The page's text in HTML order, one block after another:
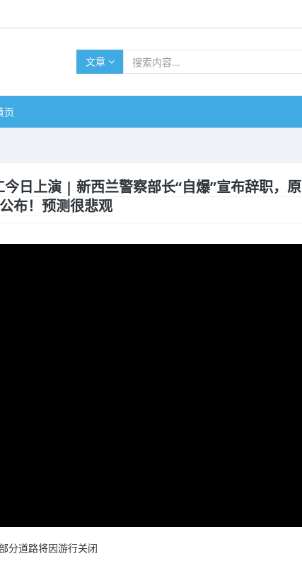
文章
页
日上演 | 新西兰警察部长“自爆”宣布辞职，原
布！预测很悲观
分道路将因游行关闭